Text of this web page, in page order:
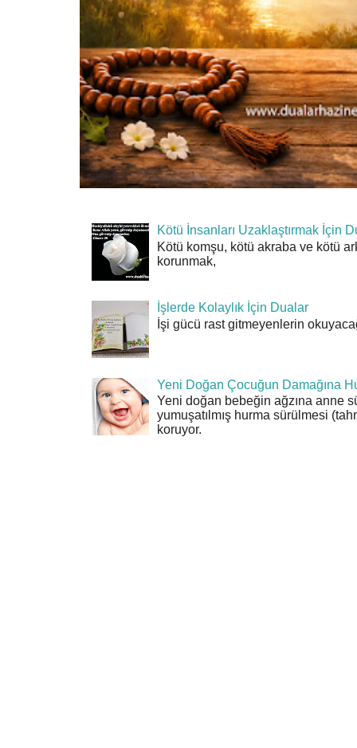
Kötü İnsanları Uzaklaştırmak İçin
Kötü komşu, kötü akraba ve kötü
korunmak,
İşlerde Kolaylık İçin Dualar
İşi gücü rast gitmeyenlerin
Yeni Doğan Çocuğun Damağına
Yeni doğan bebeğin ağzına anne
yumuşatılmış hurma sürülmesi
koruyor.